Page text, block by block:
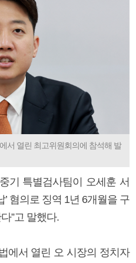
서 열린 최고위원회의에 참석해 발
기 특별검사팀이 오세훈 서
혐의로 징역 1년 6개월을 구
”고 말했다.
에서 열린 오 시장의 정치자